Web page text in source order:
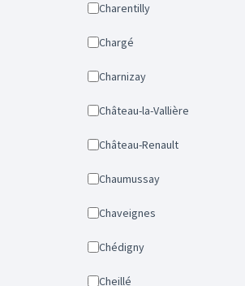
Charentilly
Chargé
Charnizay
Château-la-Vallière
Château-Renault
Chaumussay
Chaveignes
Chédigny
Cheillé